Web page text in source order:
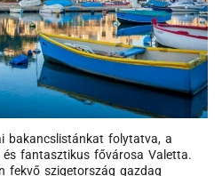
bakancslistánkat folytatva, a
fantasztikus fővárosa Valetta.
fekvő szigetország gazdag